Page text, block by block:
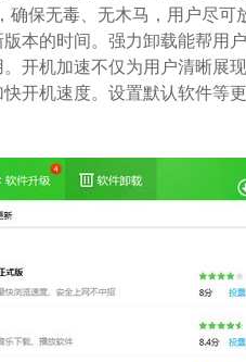
保无毒、无木马，用户尽可
版本的时间。强力卸载能帮用
开机加速不仅为用户清晰展
开机速度。设置默认软件等